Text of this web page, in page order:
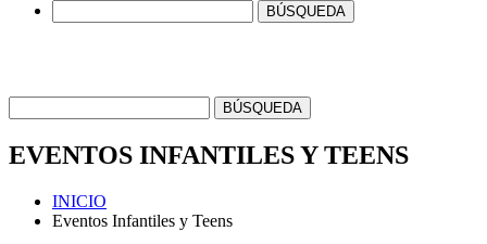
EVENTOS INFANTILES Y TEENS
INICIO
Eventos Infantiles y Teens